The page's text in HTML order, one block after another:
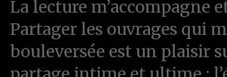
La lecture m’accompagne
Partager les ouvrages qui
bouleversée est un plaisir